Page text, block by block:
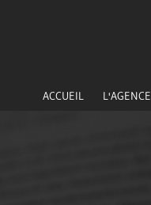
ACCUEIL L'AGENCE
Previous